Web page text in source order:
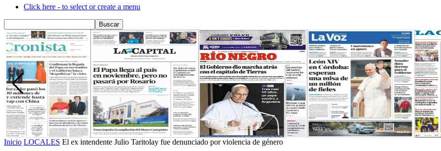
Click here - to select or create a menu
Inicio LOCALES El ex intendente Julio Taritolay fue denunciado por violencia de género